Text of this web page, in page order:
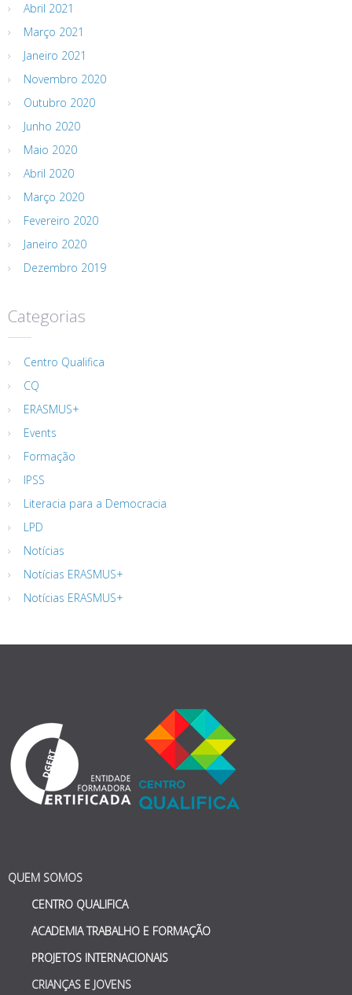
Abril 2021
Março 2021
Janeiro 2021
Novembro 2020
Outubro 2020
Junho 2020
Maio 2020
Abril 2020
Março 2020
Fevereiro 2020
Janeiro 2020
Dezembro 2019
Categorias
Centro Qualifica
CQ
ERASMUS+
Events
Formação
IPSS
Literacia para a Democracia
LPD
Notícias
Notícias ERASMUS+
Notícias ERASMUS+
QUEM SOMOS
CENTRO QUALIFICA
ACADEMIA TRABALHO E FORMAÇÃO
PROJETOS INTERNACIONAIS
CRIANÇAS E JOVENS